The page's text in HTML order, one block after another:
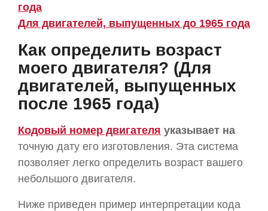
года
Для двигателей, выпущенных до 1965 года
Как определить возраст
моего двигателя? (Для
двигателей, выпущенных
после 1965 года)
Кодовый номер двигателя указывает на
точную дату его изготовления. Эта система
позволяет легко определить возраст вашего
небольшого двигателя.
Ниже приведен пример интерпретации кода